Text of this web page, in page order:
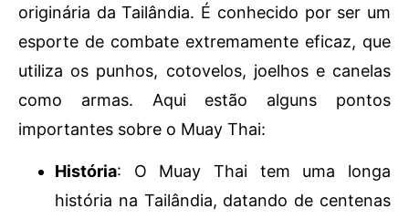
originária da Tailândia. É conhecido por ser um
esporte de combate extremamente eficaz, que
utiliza os punhos, cotovelos, joelhos e canelas
como armas. Aqui estão alguns pontos
importantes sobre o Muay Thai:
História: O Muay Thai tem uma longa
história na Tailândia, datando de centenas